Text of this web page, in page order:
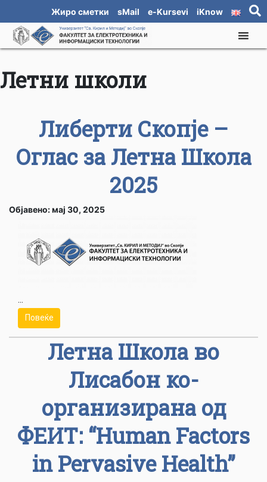
Жиро сметки sMail e-Kursevi iKnow
Летни школи
Либерти Скопје –
Оглас за Летна Школа
2025
Објавено: мај 30, 2025
...
Повеќе
Летна Школа во
Лисабон ко-
организирана од
ФЕИТ: “Human Factors
in Pervasive Health”